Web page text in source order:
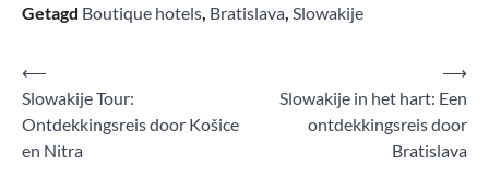
Getagd Boutique hotels Bratislava Slowakije
Bericht
navigatie
⟵
Slowakije Tour:
Ontdekkingsreis door Košice
en Nitra
Slowakije in het hart: Een
ontdekkingsreis door
Bratislava
⟶